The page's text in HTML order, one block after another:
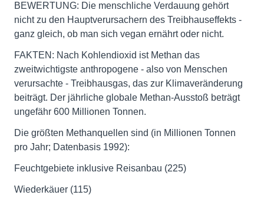
BEWERTUNG: Die menschliche Verdauung gehört
nicht zu den Hauptverursachern des Treibhauseffekts -
ganz gleich, ob man sich vegan ernährt oder nicht.
FAKTEN: Nach Kohlendioxid ist Methan das
zweitwichtigste anthropogene - also von Menschen
verursachte - Treibhausgas, das zur Klimaveränderung
beiträgt. Der jährliche globale Methan-Ausstoß beträgt
ungefähr 600 Millionen Tonnen.
Die größten Methanquellen sind (in Millionen Tonnen
pro Jahr; Datenbasis 1992):
Feuchtgebiete inklusive Reisanbau (225)
Wiederkäuer (115)